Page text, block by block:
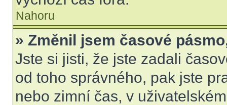
Nahoru
» Změnil jsem časové
Jste si jisti, že jste zadali
od toho správného, pak jste
nebo zimní čas, v